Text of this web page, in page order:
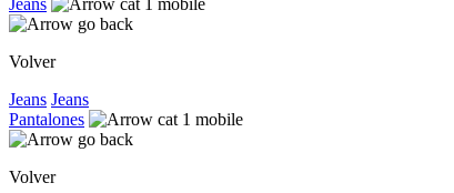
Jeans
Volver
Jeans Jeans
Pantalones
Volver